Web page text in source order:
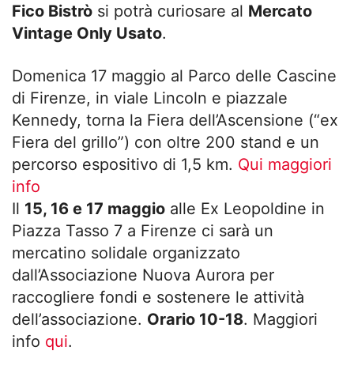
Fico Bistrò si potrà curiosare al Mercato
Vintage Only Usato.
Domenica 17 maggio al Parco delle Cascine
di Firenze, in viale Lincoln e piazzale
Kennedy, torna la Fiera dell’Ascensione (“ex
Fiera del grillo”) con oltre 200 stand e un
percorso espositivo di 1,5 km. Qui maggiori
info
Il 15, 16 e 17 maggio alle Ex Leopoldine in
Piazza Tasso 7 a Firenze ci sarà un
mercatino solidale organizzato
dall’Associazione Nuova Aurora per
raccogliere fondi e sostenere le attività
dell’associazione. Orario 10-18. Maggiori
info qui.